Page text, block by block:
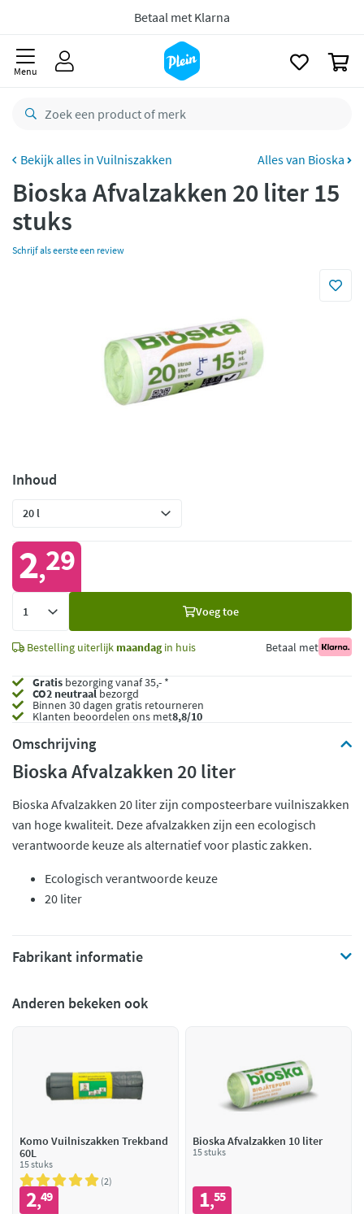
Gratisretourneren
8,8/10
CO2 neutraal
Menu
Vuilniszakken Alles van Bioska
Bioska Afvalzakken 20 liter 15
stuks
Schrijf als eerste een review
Inhoud
2,29
Voeg toe
Bestelling uiterlijk maandagin huis Betaal met
Gratis bezorging vanaf 35,- *
CO2 neutraalbezorgd
Binnen 30 dagen gratis retourneren
Klanten beoordelen ons met8,8/10
Omschrijving
Bioska Afvalzakken 20 liter
Bioska Afvalzakken 20 liter zijn composteerbare vuilniszakken
van hoge kwaliteit. Deze afvalzakken zijn een ecologisch
verantwoorde keuze als alternatief voor plastic zakken.
Ecologisch verantwoorde keuze
20 liter
Fabrikant informatie
Anderen bekeken ook
Komo Vuilniszakken Trekband
60L
15 stuks
2
2,49
Bioska Afvalzakken 10 liter
15 stuks
1,55